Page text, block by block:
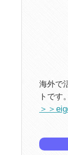
海外で
トです
＞＞